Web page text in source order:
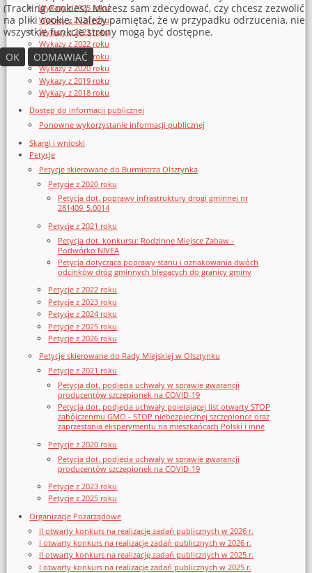
Wykazy z 2025 roku
Wykazy z 2024 roku
Wykazy z 2023 roku
Wykazy z 2022 roku
Wykazy z 2021 roku
Wykazy z 2020 roku
Wykazy z 2019 roku
Wykazy z 2018 roku
Dostęp do informacji publicznej
Ponowne wykorzystanie informacji publicznej
Skargi i wnioski
Petycje
Petycje skierowane do Burmistrza Olsztynka
Petycje z 2020 roku
Petycja dot. poprawy infrastruktury drogi gminnej nr
281409_5.0014
Petycje z 2021 roku
Petycja dot. konkursu: Rodzinne Miejsce Zabaw -
Podwórko NIVEA
Petycja dotycząca poprawy stanu i oznakowania dwóch
odcinków dróg gminnych biegących do granicy gminy
Petycje z 2022 roku
Petycje z 2023 roku
Petycje z 2024 roku
Petycje z 2025 roku
Petycje z 2026 roku
Petycje skierowane do Rady Miejskiej w Olsztynku
Petycje z 2021 roku
Petycja dot. podjęcia uchwały w sprawie gwarancji
producentów szczepionek na COVID-19
Petycja dot. podjęcia uchwały poierającej list otwarty STOP
zabójczenmu GMO - STOP niebezpiecznej szczepionce oraz
zaprzestania eksperymentu na mieszkańcach Polski i inne
Petycje z 2020 roku
Petycja dot. podjęcia uchwały w sprawie gwarancji
producentów szczepionek na COVID-19
Petycje z 2023 roku
Petycje z 2025 roku
Organizacje Pozarządowe
II otwarty konkurs na realizację zadań publicznych w 2026 r.
I otwarty konkurs na realizację zadań publicznych w 2026 r.
II otwarty konkurs na realizację zadań publicznych w 2025 r.
I otwarty konkurs na realizację zadań publicznych w 2025 r.
(Tracking Cookies). Możesz sam zdecydować, czy chcesz zezwolić
na pliki cookie. Należy pamiętać, że w przypadku odrzucenia, nie
wszystkie funkcje strony mogą być dostępne.
OK
ODMAWIAĆ